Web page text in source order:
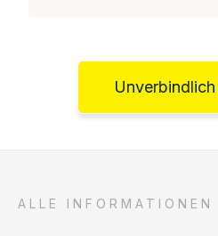
ALLE